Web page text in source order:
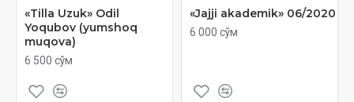
«Tilla Uzuk» Odil
Yoqubov (yumshoq
muqova)
6 500 сўм
«Jajji akademik» 06/2020
6 000 сўм